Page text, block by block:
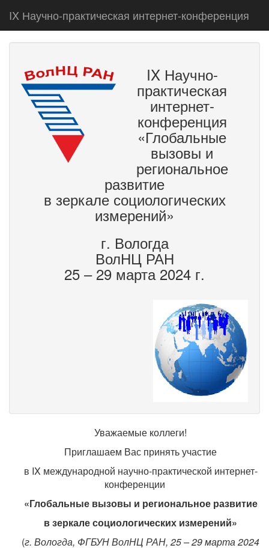
IX Научно-практическая интернет-конференция
IX Научно-
практическая
интернет-
конференция
«Глобальные
вызовы и
региональное
развитие
в зеркале социологических
измерений»
г. Вологда
ВолНЦ РАН
25 – 29 марта 2024 г.
Уважаемые коллеги!
Приглашаем Вас принять участие
в IX международной научно-практической интернет-
конференции
«Глобальные вызовы и региональное развитие
в зеркале социологических измерений»
(г. Вологда, ФГБУН ВолНЦ РАН, 25 – 29 марта 2024